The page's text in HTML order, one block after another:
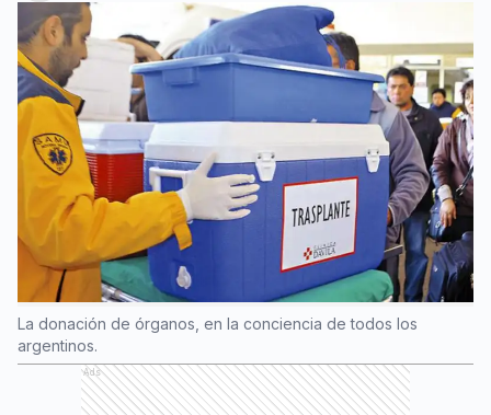
La donación de órganos, en la conciencia de todos los
argentinos.
Ads